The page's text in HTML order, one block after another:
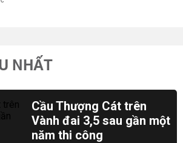
NHẤT
Cầu Thượng Cát trên
Vành đai 3,5 sau gần một
năm thi công